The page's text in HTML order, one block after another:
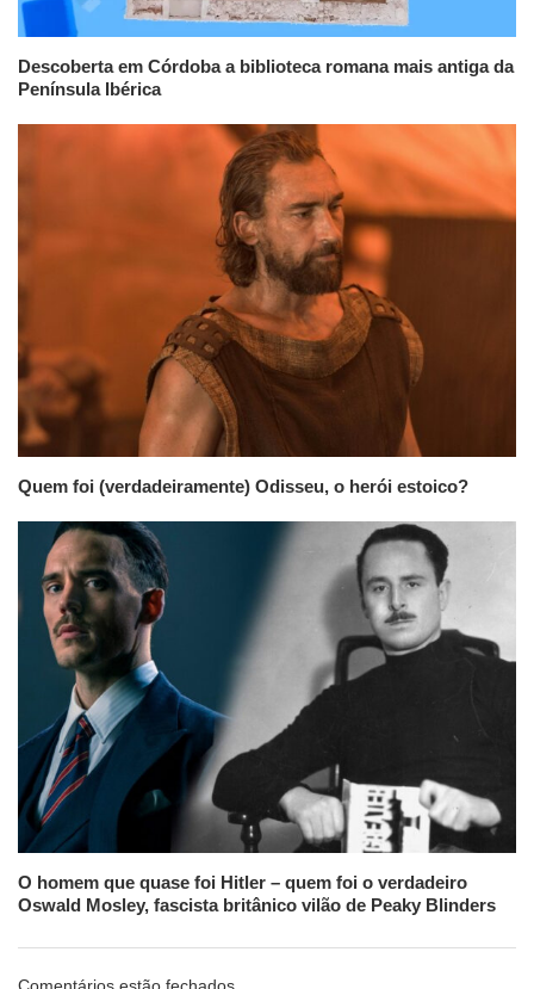
Descoberta em Córdoba a biblioteca romana mais antiga da
Península Ibérica
Quem foi (verdadeiramente) Odisseu, o herói estoico?
O homem que quase foi Hitler – quem foi o verdadeiro
Oswald Mosley, fascista britânico vilão de Peaky Blinders